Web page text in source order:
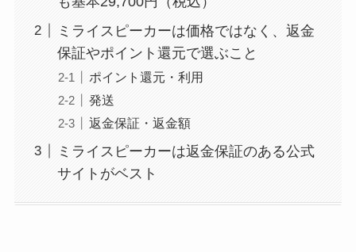
ミライスピーカーは価格ではなく、返金
保証やポイント還元で選ぶこと
ポイント還元・利用
発送
返金保証・返金額
ミライスピーカーは返金保証のある公式
サイトがベスト